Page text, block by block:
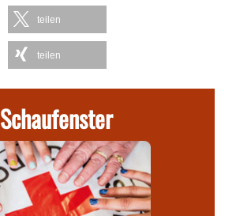
teilen
teilen
Schaufenster